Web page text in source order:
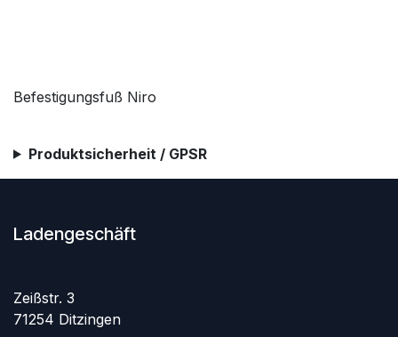
Befestigungsfuß Niro
Produktsicherheit / GPSR
Ladengeschäft
Zeißstr. 3
71254 Ditzingen